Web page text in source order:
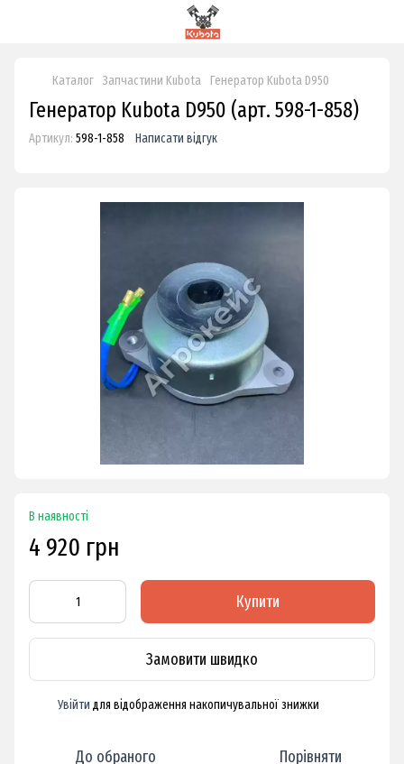
Каталог Запчастини Kubota Генератор Kubota D950
Генератор Kubota D950 (арт. 598-1-858)
Артикул: 598-1-858 Написати відгук
В наявності
4 920 грн
Купити
Замовити швидко
Увійти для відображення накопичувальної знижки
До обраного Порівняти